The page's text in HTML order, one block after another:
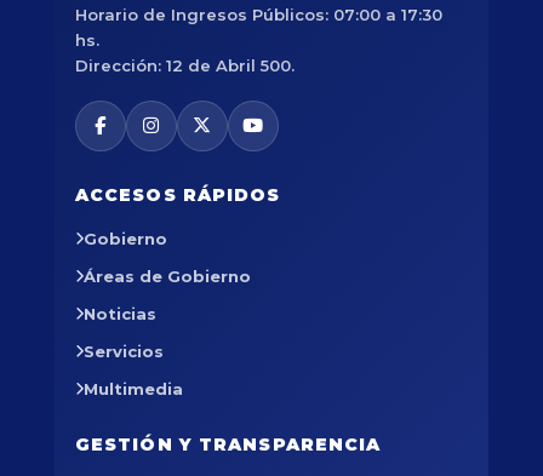
Horario de Ingresos Públicos: 07:00 a 17:30
hs.
Dirección: 12 de Abril 500.
ACCESOS RÁPIDOS
Gobierno
Áreas de Gobierno
Noticias
Servicios
Multimedia
GESTIÓN Y TRANSPARENCIA